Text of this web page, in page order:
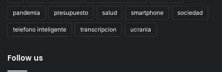
pandemia presupuesto salud smartphone sociedad
telefono inteligente transcripcion ucrania
Follow us